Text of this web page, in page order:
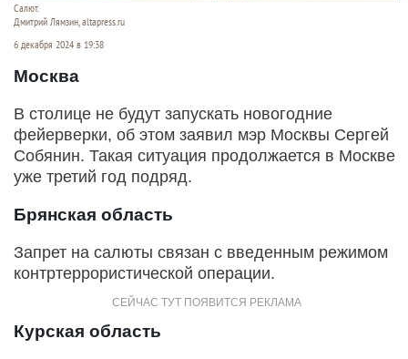
Салют.
Дмитрий Лямзин, altapress.ru
6 декабря 2024 в 19:38
Москва
В столице не будут запускать новогодние
фейерверки, об этом заявил мэр Москвы Сергей
Собянин. Такая ситуация продолжается в Москве
уже третий год подряд.
Брянская область
Запрет на салюты связан с введенным режимом
контртеррористической операции.
Курская область